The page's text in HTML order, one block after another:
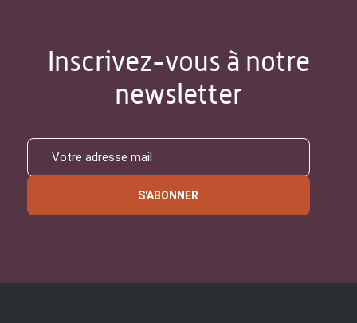
Inscrivez-vous à notre
newsletter
S'ABONNER